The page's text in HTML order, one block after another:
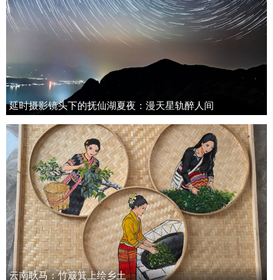
延时摄影镜头下的抚仙湖夏夜：漫天星轨醉人间
云南耿马：竹簸箕上绘乡土